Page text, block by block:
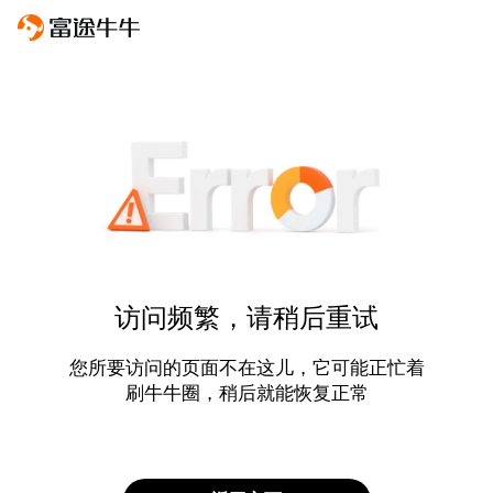
访问频繁，请稍后重试
您所要访问的页面不在这儿，它可能正忙着
刷牛牛圈，稍后就能恢复正常